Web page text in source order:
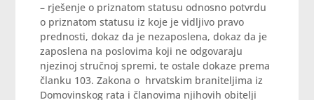
– rješenje o priznatom statusu odnosno potvrdu
o priznatom statusu iz koje je vidljivo pravo
prednosti, dokaz da je nezaposlena, dokaz da je
zaposlena na poslovima koji ne odgovaraju
njezinoj stručnoj spremi, te ostale dokaze prema
članku 103. Zakona o hrvatskim braniteljima iz
Domovinskog rata i članovima njihovih obitelji